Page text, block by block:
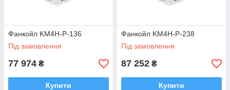
Фанкойл KM4H-Р-136
Під замовлення
77 974 ₴
Купити
Фанкойл KM4H-Р-238
Під замовлення
87 252 ₴
Купити